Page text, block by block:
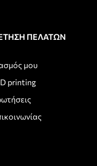
ΠΕΛΑΤΩΝ
μου
printing